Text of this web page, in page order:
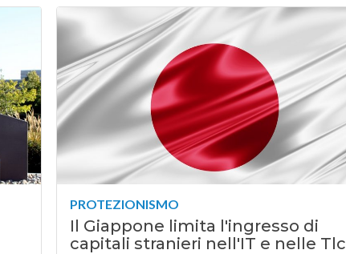
PROTEZIONISMO
Il Giappone limita l'ingresso di
capitali stranieri nell'IT e nelle Tlc